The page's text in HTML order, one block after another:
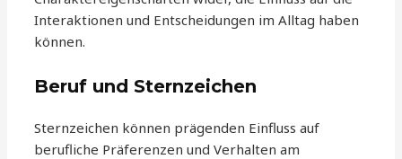
Interaktionen und Entscheidungen im Alltag haben
können.
Beruf und Sternzeichen
Sternzeichen können prägenden Einfluss auf
berufliche Präferenzen und Verhalten am